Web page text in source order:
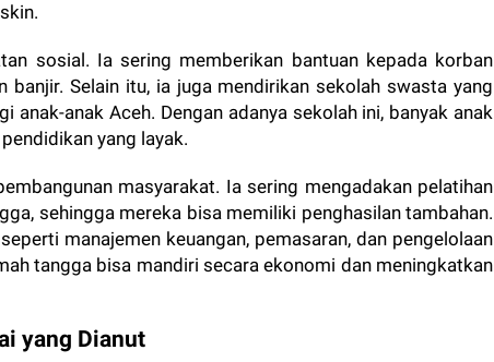
sosial. Ia sering memberikan bantuan kepada korban
banjir. Selain itu, ia juga mendirikan sekolah swasta yang
anak-anak Aceh. Dengan adanya sekolah ini, banyak anak
yang layak.
masyarakat. Ia sering mengadakan pelatihan
sehingga mereka bisa memiliki penghasilan tambahan.
manajemen keuangan, pemasaran, dan pengelolaan
tangga bisa mandiri secara ekonomi dan meningkatkan
yang Dianut